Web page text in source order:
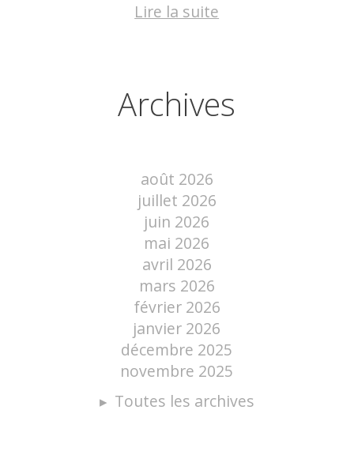
Lire la suite
Archives
août 2026
juillet 2026
juin 2026
mai 2026
avril 2026
mars 2026
février 2026
janvier 2026
décembre 2025
novembre 2025
Toutes les archives